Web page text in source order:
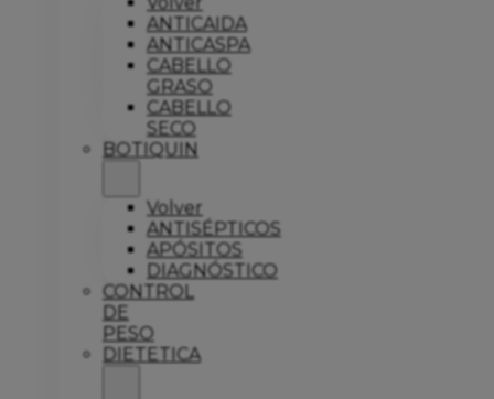
ANTICAIDA
ANTICASPA
CABELLO
GRASO
CABELLO
SECO
BOTIQUIN
Volver
ANTISÉPTICOS
APÓSITOS
DIAGNÓSTICO
CONTROL
DE
PESO
DIETETICA